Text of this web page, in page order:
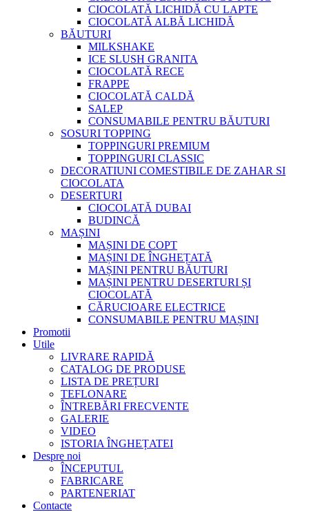
CIOCOLATĂ LICHIDĂ CU LAPTE
CIOCOLATĂ ALBĂ LICHIDĂ
BĂUTURI
MILKSHAKE
ICE SLUSH GRANITA
CIOCOLATĂ RECE
FRAPPE
CIOCOLATĂ CALDĂ
SALEP
CONSUMABILE PENTRU BĂUTURI
SOSURI TOPPING
TOPPINGURI PREMIUM
TOPPINGURI CLASSIC
DECORATIUNI COMESTIBILE DE ZAHAR SI
CIOCOLATA
DESERTURI
CIOCOLATĂ DUBAI
BUDINCĂ
MAȘINI
MAȘINI DE COPT
MAȘINI DE ÎNGHEȚATĂ
MAȘINI PENTRU BĂUTURI
MAȘINI PENTRU DESERTURI ȘI
CIOCOLATĂ
CĂRUCIOARE ELECTRICE
CONSUMABILE PENTRU MAȘINI
Promotii
Utile
LIVRARE RAPIDĂ
CATALOG DE PRODUSE
LISTA DE PREȚURI
TEFLONARE
ÎNTREBĂRI FRECVENTE
GALERIE
VIDEO
ISTORIA ÎNGHEȚATEI
Despre noi
ÎNCEPUTUL
FABRICARE
PARTENERIAT
Contacte